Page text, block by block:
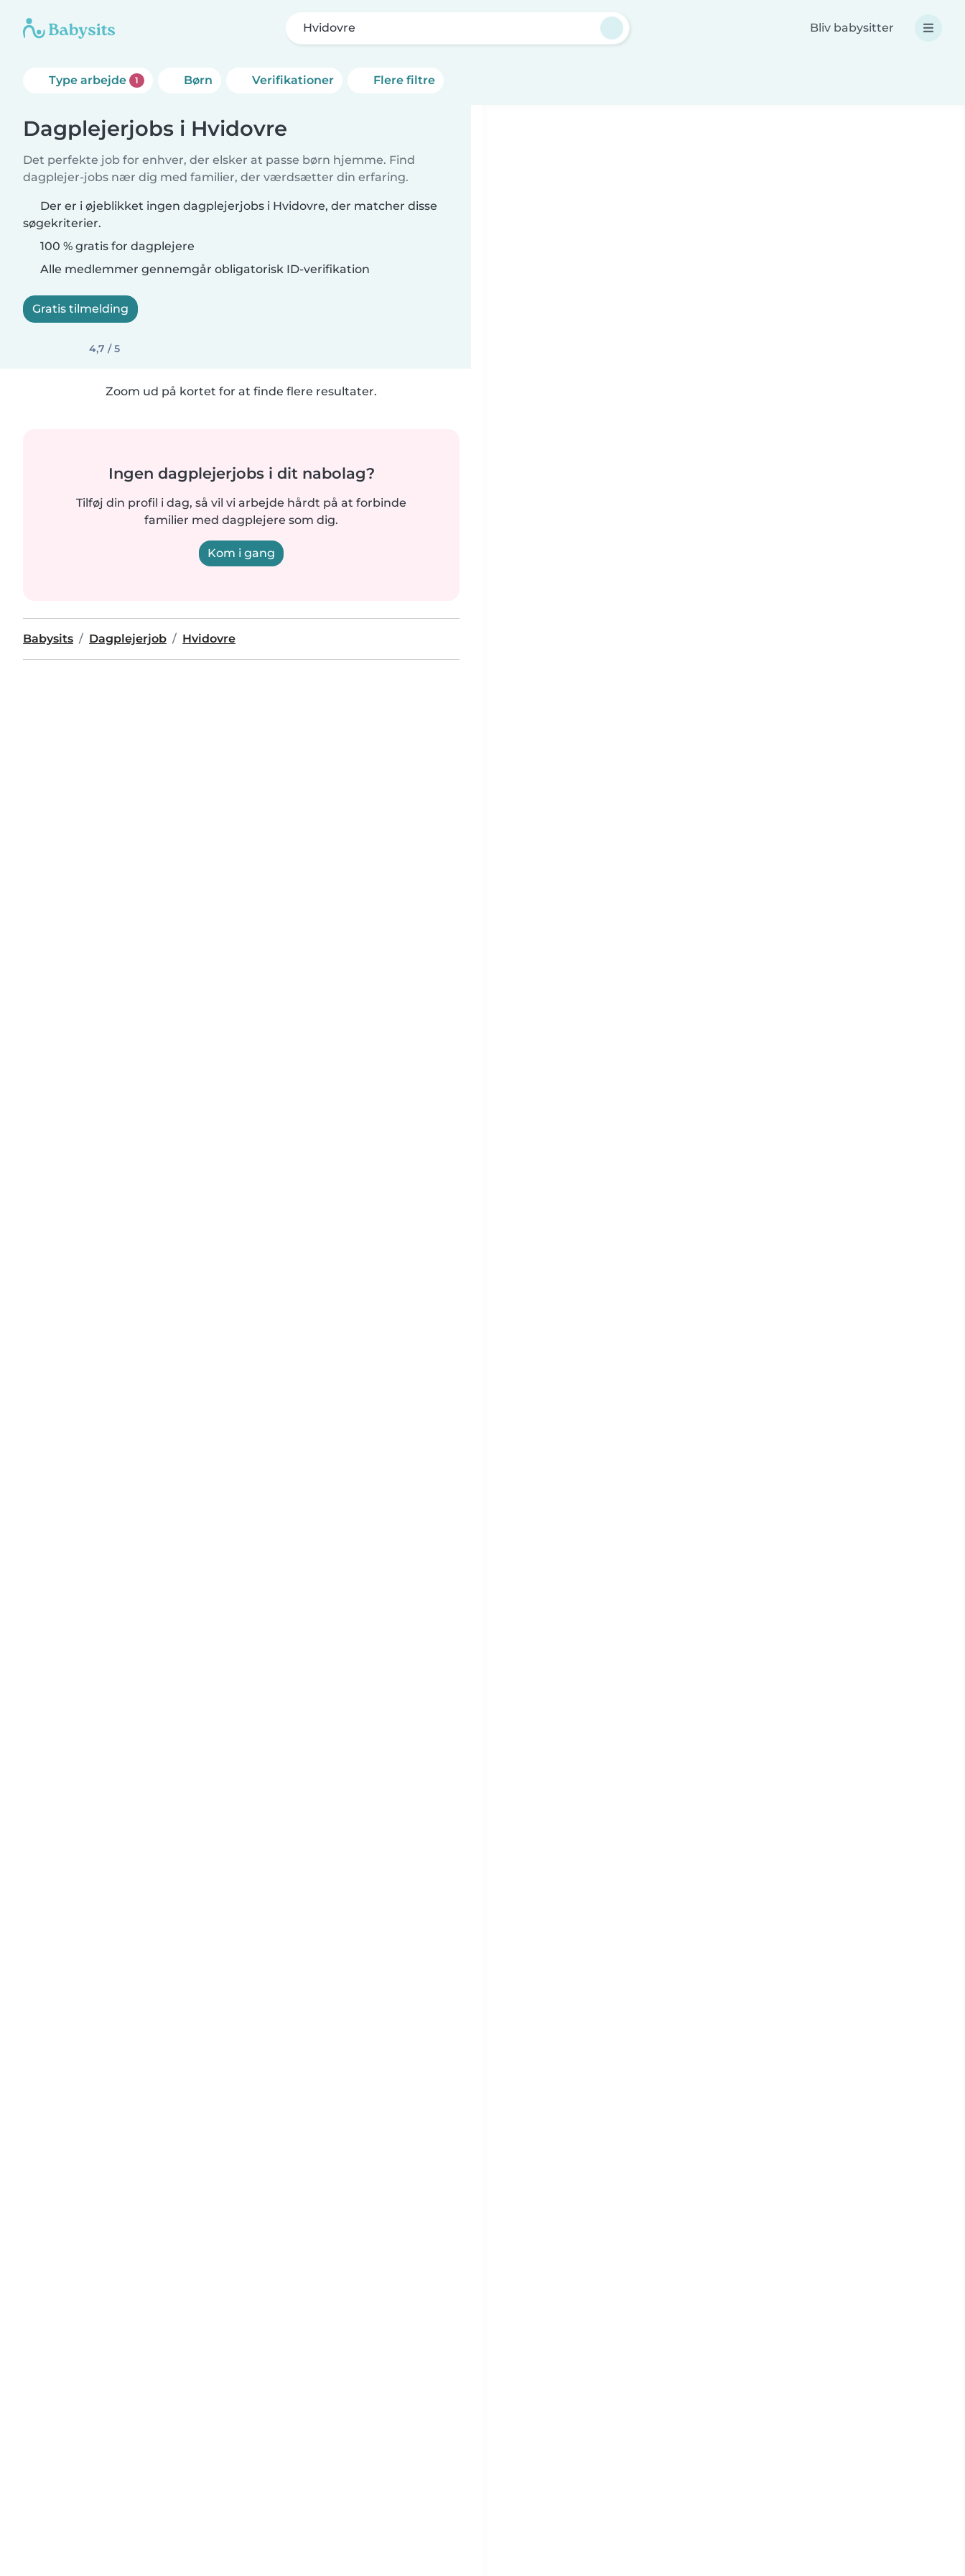
Hvidovre Bliv babysitter
Type arbejde 1 Børn Verifikationer Flere filtre
Dagplejerjobs i Hvidovre
Det perfekte job for enhver, der elsker at passe børn hjemme. Find
dagplejer-jobs nær dig med familier, der værdsætter din erfaring.
Der er i øjeblikket ingen dagplejerjobs i Hvidovre, der matcher disse
søgekriterier.
100 % gratis for dagplejere
Alle medlemmer gennemgår obligatorisk ID-verifikation
Gratis tilmelding
4,7 / 5
Zoom ud på kortet for at finde flere resultater.
Ingen dagplejerjobs i dit nabolag?
Tilføj din profil i dag, så vil vi arbejde hårdt på at forbinde
familier med dagplejere som dig.
Kom i gang
Babysits Dagplejerjob Hvidovre